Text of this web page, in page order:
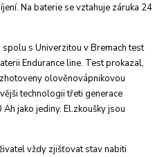
Na baterie se vztahuje záruka 24
spolu s Univerzitouv Bremach test
Endurance line. Test prokazal,
olověnovápnikovou
technologii třeti generace
jako jediny. El.zkoušky jsou
vždy zjišťovat stav nabiti